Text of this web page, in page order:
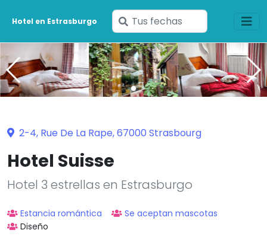
Hotel en Estrasburgo
Ingresa
tus
fechas
2-4, Rue De La Rape, 67000 Strasbourg
Hotel Suisse
Hotel 3 estrellas en Estrasburgo
Estancia romántica
Se aceptan mascotas
Diseño